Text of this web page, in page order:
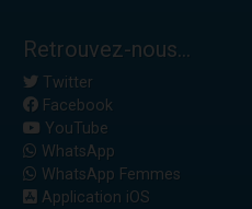
Retrouvez-nous...
Twitter
Facebook
YouTube
WhatsApp
WhatsApp Femmes
Application iOS